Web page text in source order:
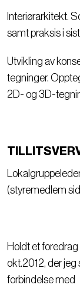
Interiørarkitekt.
samt praksis i
Utvikling av
tegninger.
2D- og 3D-
(styremedlem
Holdt et foredrag
okt.2012, der jeg
forbindelse med